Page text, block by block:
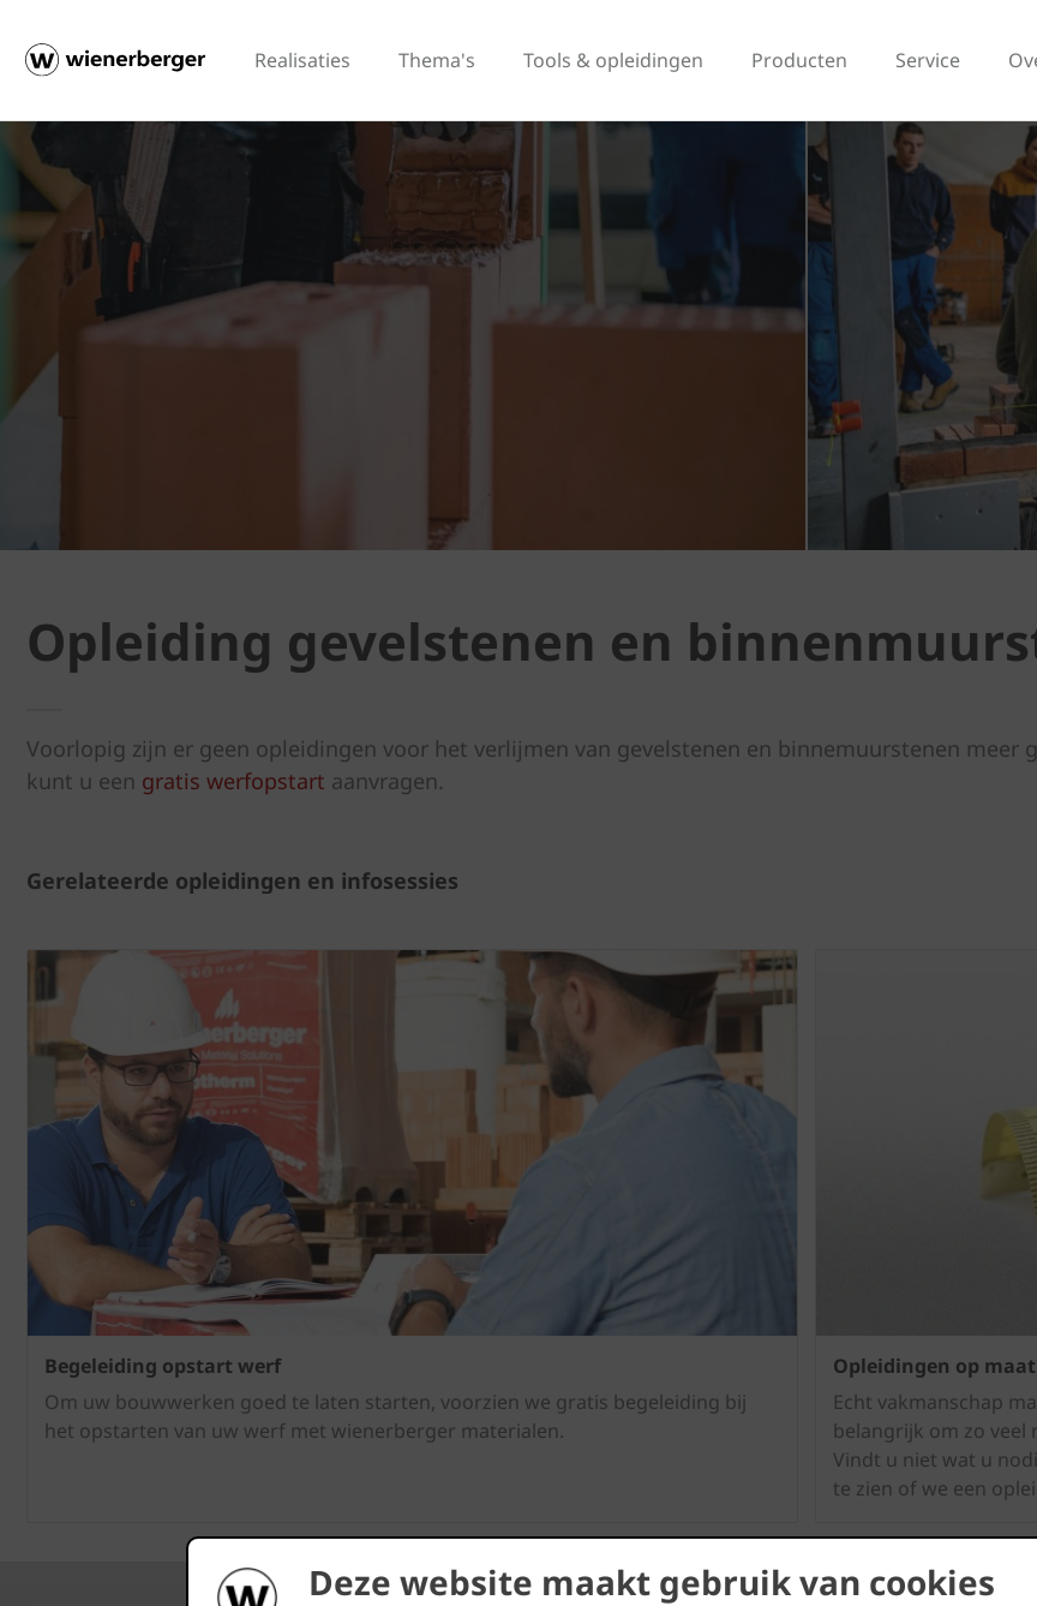
Deze website maakt gebruik van cookies
Realisaties Thema's Tools & opleidingen Producten Service
Opleiding gevelstenen en
Voorlopig zijn er geen opleidingen voor het verlijmen van gevelstenen en binnemuurstenen meer
kunt u een gratis werfopstart aanvragen.
Gerelateerde opleidingen en infosessies
Begeleiding opstart werf
Om uw bouwwerken goed te laten starten, voorzien we gratis begeleiding bij
het opstarten van uw werf met wienerberger materialen.
Opleidingen op maat
Echt vakmanschap
belangrijk om zo veel
Vindt u niet wat u
te zien of we een